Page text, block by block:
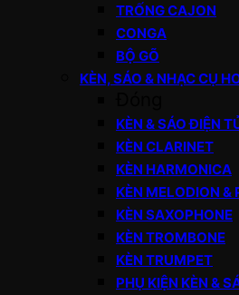
TRỐNG CAJON
CONGA
BỘ GÕ
KÈN, SÁO & NHẠC CỤ
KÈN & SÁO ĐIỆN
KÈN CLARINET
KÈN HARMONICA
KÈN MELODION &
KÈN SAXOPHONE
KÈN TROMBONE
KÈN TRUMPET
PHỤ KIỆN KÈN &